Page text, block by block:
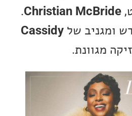
Christian
.
שלCassidy